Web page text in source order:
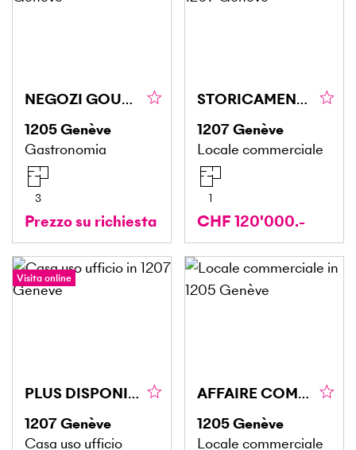
NEGOZI GOURMET, QUARTIERI VIVACI
1205Genève
Gastronomia
3
Prezzo su richiesta
STORICAMENTE, PER GLI APPASSIONATI DI MODELLISMO
1207Genève
Locale commerciale
1
CHF 120'000.-
Visita online
PLUS DISPONIBLE
1207Genève
Casa uso ufficio
AFFAIRE COMMERCE - SITUATION IDÉALE
1205Genève
Locale commerciale